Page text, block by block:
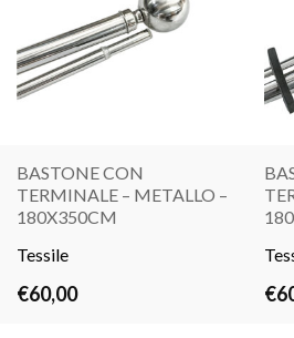
LEGGI
BASTONE CON
TERMINALE – METALLO –
180X350CM
Tessile
€60,00 €